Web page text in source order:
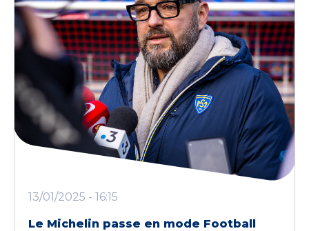
13/01/2025 - 16:15
Le Michelin passe en mode Football